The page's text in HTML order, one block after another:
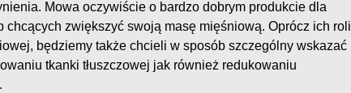
Mowa oczywiście o bardzo dobrym produkcie dla
chcących zwiększyć swoją masę mięśniową. Oprócz ich roli
będziemy także chcieli w sposób szczególny wskazać
tkanki tłuszczowej jak również redukowaniu